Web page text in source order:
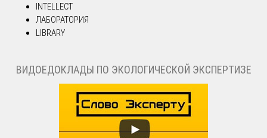
INTELLECT
ЛАБОРАТОРИЯ
LIBRARY
ВИДОЕДОКЛАДЫ ПО ЭКОЛОГИЧЕСКОЙ ЭКСПЕРТИЗЕ